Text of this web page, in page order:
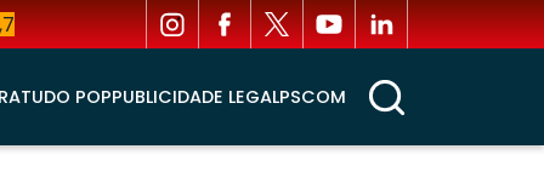
TUDO POPPUBLICIDADE LEGALPSCOM